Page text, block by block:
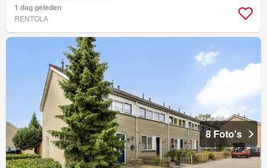
1 dag geleden
RENTOLA
8 Foto's